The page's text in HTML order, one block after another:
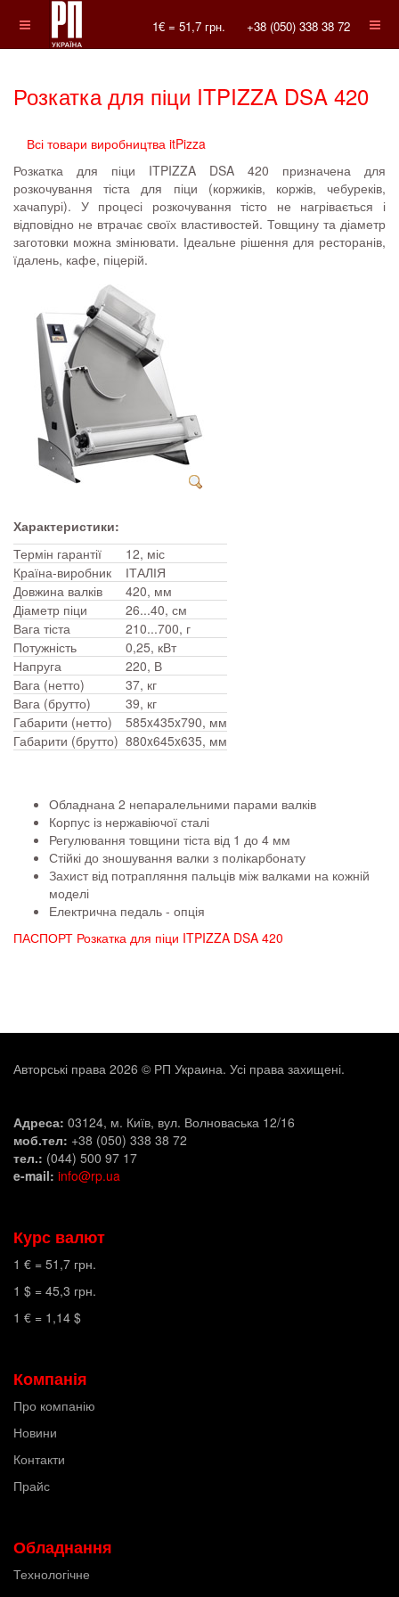
1€ = 51,7 грн. +38 (050) 338 38 72
Розкатка для піци ITPIZZA DSA 420
Всі товари виробництва itPizza
Розкатка для піци ITPIZZA DSA 420 призначена для
розкочування тіста для піци (коржиків, коржів, чебуреків,
хачапурі). У процесі розкочування тісто не нагрівається і
відповідно не втрачає своїх властивостей. Товщину та діаметр
заготовки можна змінювати. Ідеальне рішення для ресторанів,
їдалень, кафе, піцерій.
Характеристики:
Термін гарантії
12, міс
Країна-виробник ІТАЛІЯ
Довжина валків
420, мм
Діаметр піци
26...40, см
Вага тіста
210...700, г
Потужність
0,25, кВт
Напруга
220, В
Вага (нетто)
37, кг
Вага (брутто)
39, кг
Габарити (нетто)
585x435x790, мм
Габарити (брутто) 880x645x635, мм
Обладнана 2 непаралельними парами валків
Корпус із нержавіючої сталі
Регулювання товщини тіста від 1 до 4 мм
Стійкі до зношування валки з полікарбонату
Захист від потрапляння пальців між валками на кожній
моделі
Електрична педаль - опція
ПАСПОРТ Розкатка для піци ITPIZZA DSA 420
Авторські права 2026 © РП Украина. Усі права захищені.
Адреса: 03124, м. Київ, вул. Волноваська 12/16
моб.тел: +38 (050) 338 38 72
тел.: (044) 500 97 17
e-mail: info@rp.ua
Курс валют
1 € = 51,7 грн.
1 $ = 45,3 грн.
1 € = 1,14 $
Компанія
Про компанію
Новини
Контакти
Прайс
Обладнання
Технологічне